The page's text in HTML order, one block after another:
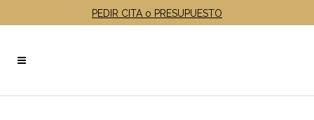
PEDIR CITA o PRESUPUESTO